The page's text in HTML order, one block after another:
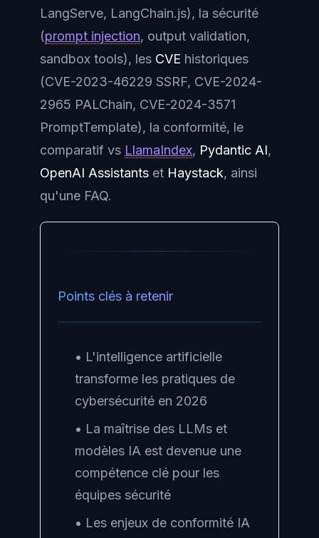
LangServe, LangChain.js), la sécurité
(prompt injection, output validation,
sandbox tools), les CVE historiques
(CVE-2023-46229 SSRF, CVE-2024-
2965 PALChain, CVE-2024-3571
PromptTemplate), la conformité, le
comparatif vs LlamaIndex, Pydantic AI,
OpenAI Assistants et Haystack, ainsi
qu'une FAQ.
Points clés à retenir
• L'intelligence artificielle
transforme les pratiques de
cybersécurité en 2026
• La maîtrise des LLMs et
modèles IA est devenue une
compétence clé pour les
équipes sécurité
• Les enjeux de conformité IA